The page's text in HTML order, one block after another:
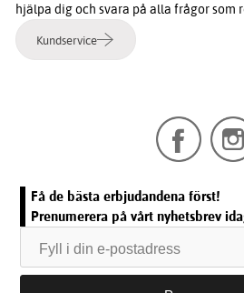
hjälpa dig och svara på alla frågor som
Kundservice
Få de bästa erbjudandena först!
Prenumerera på vårt nyhetsbrev